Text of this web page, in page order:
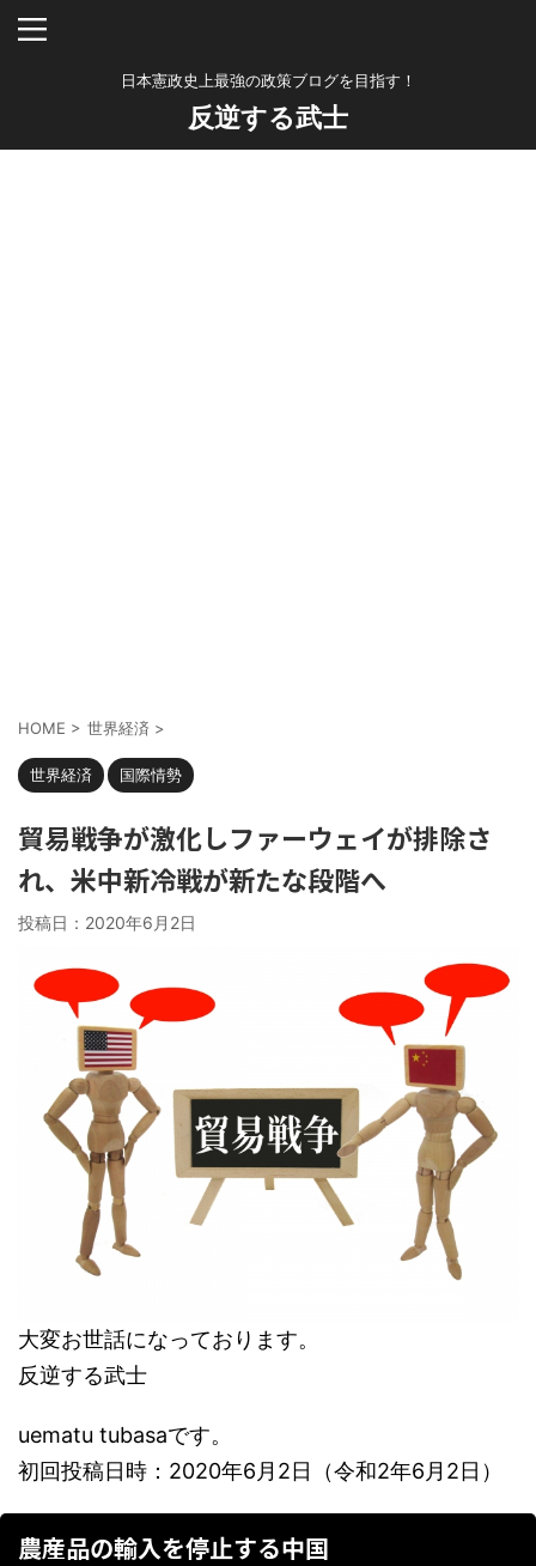
日本憲政史上最強の政策ブログを目指す！
反逆する武士
HOME > 世界経済 >
世界経済 国際情勢
貿易戦争が激化しファーウェイが排除さ
れ、米中新冷戦が新たな段階へ
投稿日： 2020年6月2日
大変お世話になっております。
反逆する武士
uematu tubasaです。
初回投稿日時：2020年6月2日（令和2年6月2日）
農産品の輸入を停止する中国